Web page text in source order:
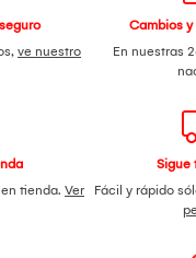
ve nuestro
Cambios
En nuestras
tienda. Ver
Sigue
Fácil y rápido